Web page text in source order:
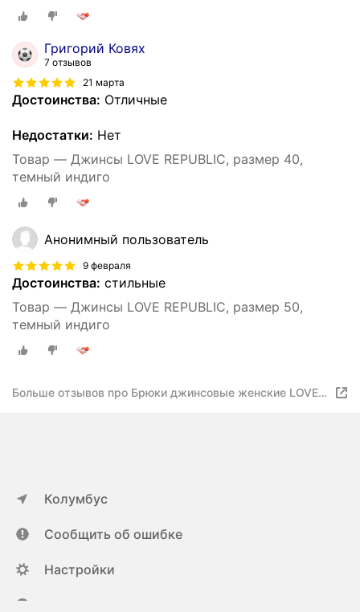
Григорий Ковях
7 отзывов
21 марта
Достоинства: Отличные
Недостатки: Нет
Товар — Джинсы LOVE REPUBLIC, размер 40,
темный индиго
Анонимный пользователь
9 февраля
Достоинства: стильные
Товар — Джинсы LOVE REPUBLIC, размер 50,
темный индиго
Больше отзывов про Брюки джинсовые женские LOVE
Колумбус
Сообщить об ошибке
Настройки